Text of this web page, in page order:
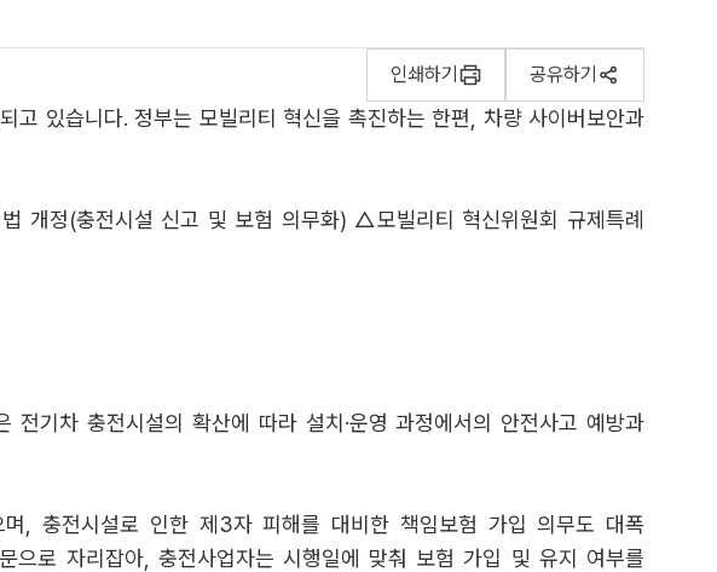
인쇄하기 공유하기
고 있습니다. 정부는 모빌리티 혁신을 촉진하는 한편, 차량 사이버보안과
개정(충전시설 신고 및 보험 의무화) △모빌리티 혁신위원회 규제특례
기차 충전시설의 확산에 따라 설치·운영 과정에서의 안전사고 예방과
, 충전시설로 인한 제3자 피해를 대비한 책임보험 가입 의무도 대폭
로 자리잡아, 충전사업자는 시행일에 맞춰 보험 가입 및 유지 여부를